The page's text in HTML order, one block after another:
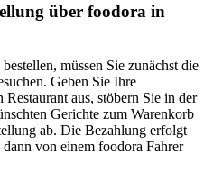
über foodora in
müssen Sie zunächst die
Geben Sie Ihre
aus, stöbern Sie in der
Gerichte zum Warenkorb
ab. Die Bezahlung erfolgt
von einem foodora Fahrer